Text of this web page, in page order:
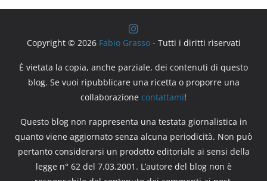
Copyright © 2026 Fabio Grasso- Tutti i diritti riservati
È vietata la copia, anche parziale, dei contenuti di questo
blog. Se vuoi ripubblicare una ricetta o proporre una
collaborazione contattami!
Questo blog non rappresenta una testata giornalistica in
quanto viene aggiornato senza alcuna periodicità. Non può
pertanto considerarsi un prodotto editoriale ai sensi della
legge n° 62 del 7.03.2001. L’autore del blog non è